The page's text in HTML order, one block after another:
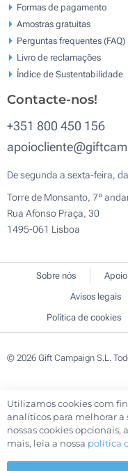
Formas de pagamento
Amostras gratuitas
Perguntas frequentes (FAQ)
Livro de reclamaçōes
Índice de Sustentabilidade
Contacte-nos!
+351 800 450 156
De segunda a sexta-feira,
Torre de Monsanto, 7º
Rua Afonso Praça, 30
1495-061 Lisboa
Sobre nós
Avisos legais
Política de cookies
© 2026 Gift Campaign S.L.
Utilizamos cookies com
analíticos para melhorar a
nossas cookies opcionais,
mais, leia a nossa política